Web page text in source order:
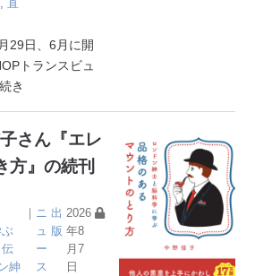
, 直
29日、6月に開
トランスビュ
き
さん『エレ
方』の続刊
伝
紳
｜ ニ
ュ
ー
ス
出
版
2026
年8
月7
日